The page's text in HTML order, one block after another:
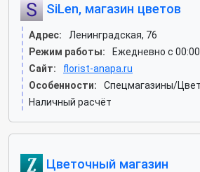
SiLen, магазин цветов
Адрес:
Ленинградская, 76
Режим работы:
Ежедневно с
Сайт:
florist-anapa.ru
Особенности:
Спецмагазины/
Наличный расчёт
Цветочный магазин